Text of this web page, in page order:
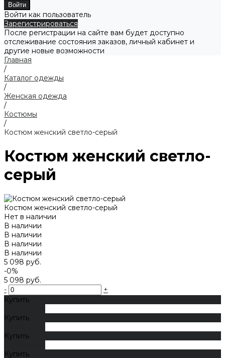
Войти как пользователь
Зарегистрироваться
После регистрации на сайте вам будет доступно
отслеживание состояния заказов, личный кабинет и
другие новые возможности
Главная
/
Каталог одежды
/
Женская одежда
/
Костюмы
/
Костюм женский светло-серый
Костюм женский светло-
серый
Костюм женский светло-серый
Нет в наличии
В наличии
В наличии
В наличии
В наличии
5 098 руб.
-0%
5 098 руб.
-
+
Купить
Купить
Купить
Купить